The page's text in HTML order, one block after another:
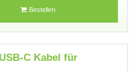
Bestellen
C Kabel für